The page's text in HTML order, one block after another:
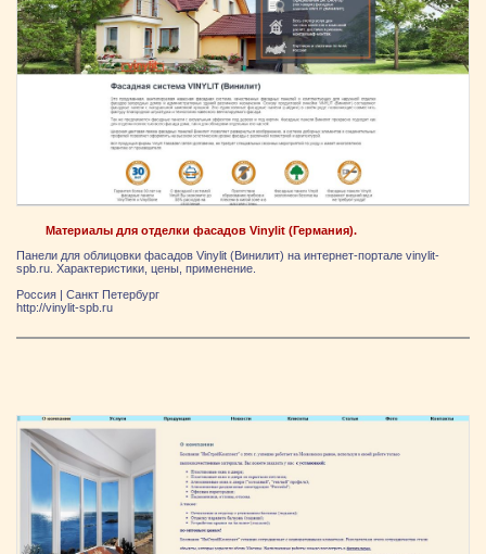
Материалы для отделки фасадов Vinylit (Германия).
Панели для облицовки фасадов Vinylit (Винилит) на интернет-портале vinylit-
spb.ru. Характеристики, цены, применение.
Россия | Санкт Петербург
http://vinylit-spb.ru